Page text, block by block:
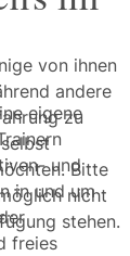
eigene
und
in und um
freies
von ihnen
andere
zu
Bitte
nicht
stehen.